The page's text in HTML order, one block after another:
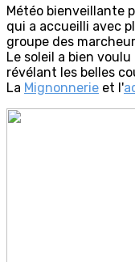
Météo bienveillante
qui a accueilli avec
groupe des
Le soleil a bien
révélant les belles
La Mignonnerie et l'